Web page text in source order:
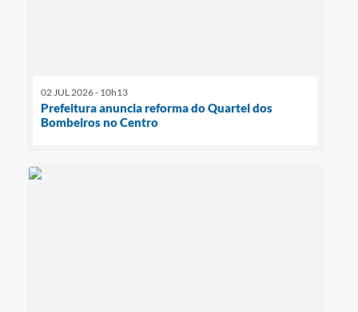
02 JUL 2026 - 10h13
Prefeitura anuncia reforma do Quartel dos
Bombeiros no Centro